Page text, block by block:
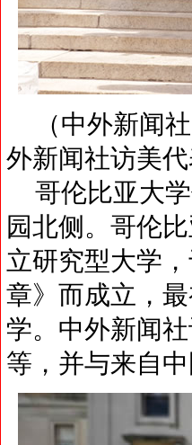
（中外新闻社
外新闻社访美
哥伦比亚大学
园北侧。哥伦
立研究型大学
章》而成立，
学。中外新闻
等，并与来自